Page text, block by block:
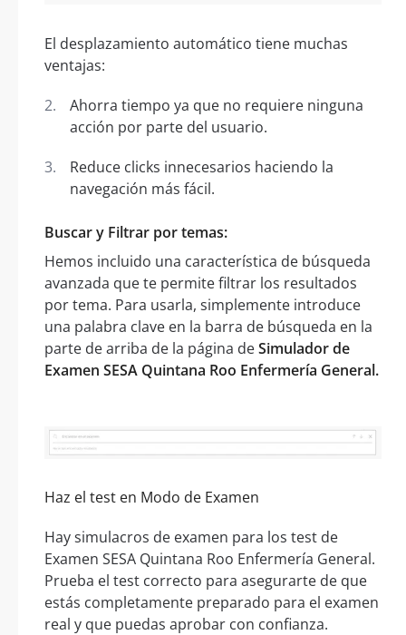
El desplazamiento automático tiene muchas
ventajas:
Ahorra tiempo ya que no requiere ninguna
acción por parte del usuario.
Reduce clicks innecesarios haciendo la
navegación más fácil.
Buscar y Filtrar por temas:
Hemos incluido una característica de búsqueda
avanzada que te permite filtrar los resultados
por tema. Para usarla, simplemente introduce
una palabra clave en la barra de búsqueda en la
parte de arriba de la página deSimulador de
Examen SESA Quintana Roo Enfermería General.
Haz el test en Modo de Examen
Hay simulacros de examen para los test de
Examen SESA Quintana Roo Enfermería General.
Prueba el test correcto para asegurarte de que
estás completamente preparado para el examen
real y que puedas aprobar con confianza.